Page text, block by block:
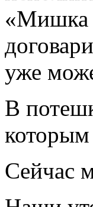
«Мишка
уже
В
которым
Сейчас